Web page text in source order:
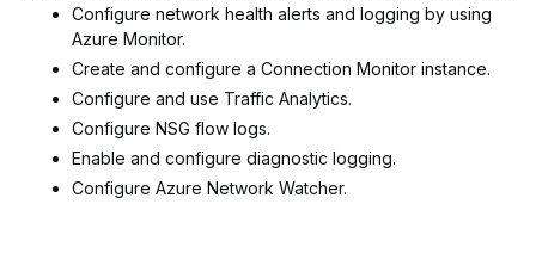
Configure network health alerts and logging by using
Azure Monitor.
Create and configure a Connection Monitor instance.
Configure and use Traffic Analytics.
Configure NSG flow logs.
Enable and configure diagnostic logging.
Configure Azure Network Watcher.